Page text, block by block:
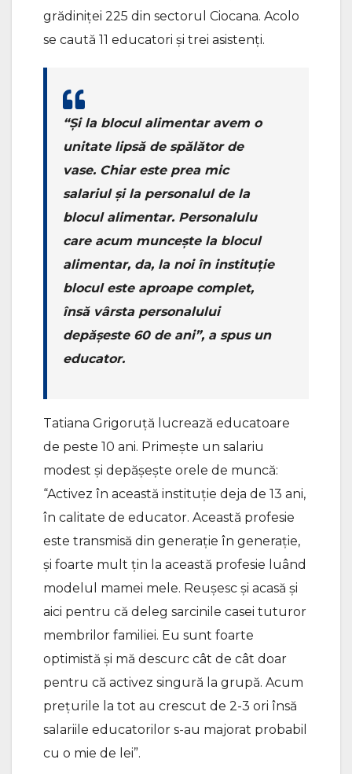
grădiniţei 225 din sectorul Ciocana. Acolo
se caută 11 educatori şi trei asistenţi.
“Şi la blocul alimentar avem o
unitate lipsă de spălător de
vase. Chiar este prea mic
salariul şi la personalul de la
blocul alimentar. Personalulu
care acum munceşte la blocul
alimentar, da, la noi în instituţie
blocul este aproape complet,
însă vârsta personalului
depăşeste 60 de ani”, a spus un
educator.
Tatiana Grigoruţă lucrează educatoare
de peste 10 ani. Primeşte un salariu
modest şi depăşeşte orele de muncă:
“Activez în această instituţie deja de 13 ani,
în calitate de educator. Această profesie
este transmisă din generaţie în generaţie,
şi foarte mult ţin la această profesie luând
modelul mamei mele. Reușesc şi acasă şi
aici pentru că deleg sarcinile casei tuturor
membrilor familiei. Eu sunt foarte
optimistă şi mă descurc cât de cât doar
pentru că activez singură la grupă. Acum
preţurile la tot au crescut de 2-3 ori însă
salariile educatorilor s-au majorat probabil
cu o mie de lei”.